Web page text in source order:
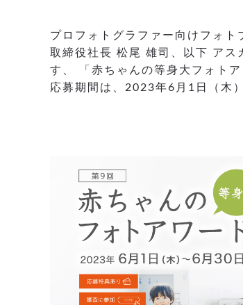
プロフォトグラファー向けフォ
取締役社長 松尾 雄司、以下 アス
す、 「赤ちゃんの等身大フォト
応募期間は、2023年6月1日（木